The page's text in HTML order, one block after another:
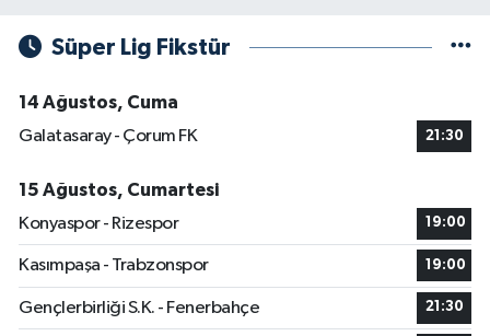
Süper Lig Fikstür
14 Ağustos, Cuma
Galatasaray - Çorum FK
21:30
15 Ağustos, Cumartesi
Konyaspor - Rizespor
19:00
Kasımpaşa - Trabzonspor 19:00
Gençlerbirliği S.K. - Fenerbahçe 21:30